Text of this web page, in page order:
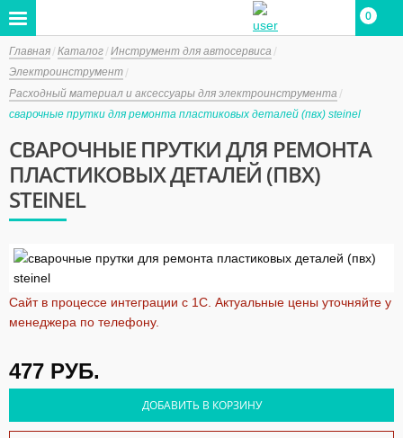
0
Главная Каталог Инструмент для автосервиса
Электроинструмент
Расходный материал и аксессуары для электроинструмента
сварочные прутки для ремонта пластиковых деталей (пвх) steinel
СВАРОЧНЫЕ ПРУТКИ ДЛЯ РЕМОНТА
ПЛАСТИКОВЫХ ДЕТАЛЕЙ (ПВХ)
STEINEL
Сайт в процессе интеграции с 1С. Актуальные цены уточняйте у
менеджера по телефону.
477 РУБ.
ДОБАВИТЬ В КОРЗИНУ